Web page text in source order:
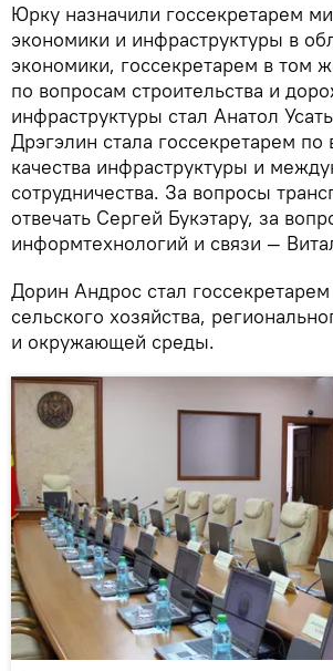
Юрку назначили госсекретарем
экономики и инфраструктуры в
экономики, госсекретарем в том
по вопросам строительства и
инфраструктуры стал Анатол
Дрэгэлин стала госсекретарем по
качества инфраструктуры и
сотрудничества. За вопросы
отвечать Сергей Букэтару, за
информтехнологий и связи —
Дорин Андрос стал
сельского хозяйства,
и окружающей среды.